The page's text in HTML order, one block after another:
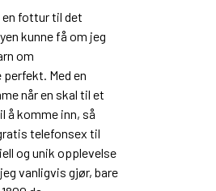
en fottur til det
kunne få om jeg
om
Med en
når en skal til et
å komme inn, så
telefonsex til
og unik opplevelse
vanligvis gjør, bare